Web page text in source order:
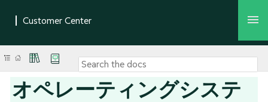
オペレーティングシステ